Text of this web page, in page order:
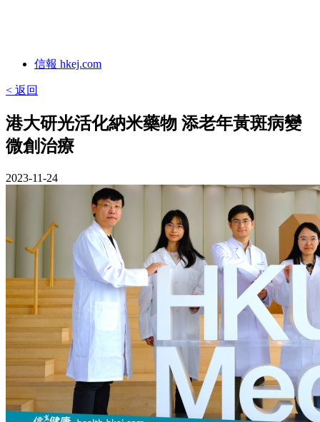
信報 hkej.com
< 返回
港大研光活化納米藥物 添老年黃斑病變
微創治療
2023-11-24